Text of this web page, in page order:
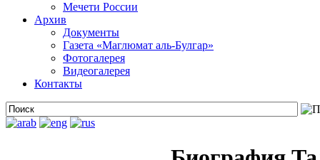
Мечети России
Архив
Документы
Газета «Маглюмат аль-Булгар»
Фотогалерея
Видеогалерея
Контакты